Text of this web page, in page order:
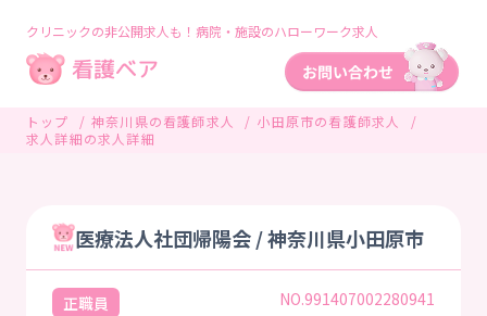
クリニックの非公開求人も！病院・施設のハローワーク求人
トップ 神奈川県の看護師求人
小田原市の看護師求人
求人詳細の求人詳細
医療法人社団帰陽会 / 神奈川県小田原市
正職員 NO.991407002280941